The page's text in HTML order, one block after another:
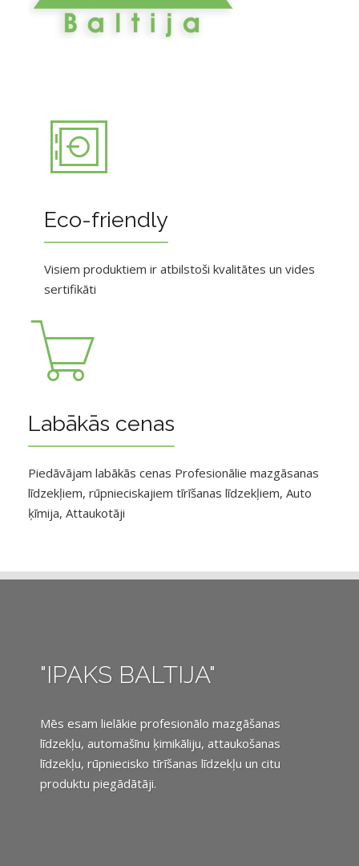
Eco-friendly
Visiem produktiem ir atbilstoši kvalitātes un vides
sertifikāti
Labākās cenas
Piedāvājam labākās cenas Profesionālie mazgāsanas
līdzekļiem, rūpnieciskajiem tīrīšanas līdzekļiem, Auto
ķīmija, Attaukotāji
"IPAKS BALTIJA"
Mēs esam lielākie profesionālo mazgāšanas
līdzekļu, automašīnu ķimikāliju, attaukošanas
līdzekļu, rūpniecisko tīrīšanas līdzekļu un citu
produktu piegādātāji.